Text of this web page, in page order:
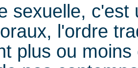
sexuelle,
l'ordre
plus ou